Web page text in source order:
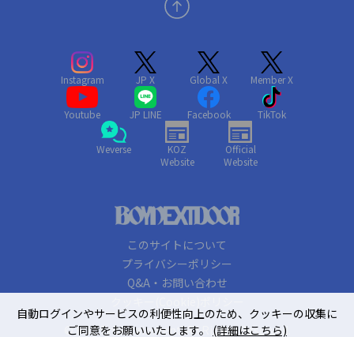
Instagram JP X Global X Member X
Youtube JP LINE Facebook TikTok
Weverse
KOZ
Website
Official
Website
このサイトについて
プライバシーポリシー
Q&A・お問い合わせ
© KOZ Entertainment. All Rights Reserved.
自動ログインやサービスの利便性向上のため、クッキーの収集に
ご同意をお願いいたします。 (詳細はこちら)